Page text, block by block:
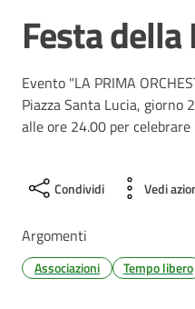
Festa
Evento "LA PRIMA
Piazza Santa Lucia, giorno
alle ore 24.00 per
Condividi Vedi
Argomenti
Associazioni Tempo libero